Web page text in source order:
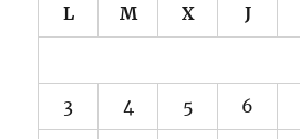
L M X J
3 4 5 6